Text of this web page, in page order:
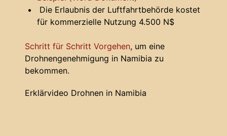
Die Erlaubnis der Luftfahrtbehörde kostet
für kommerzielle Nutzung 4.500 N$
Schritt für Schritt Vorgehen, um eine
Drohnengenehmigung in Namibia zu
bekommen.
Erklärvideo Drohnen in Namibia